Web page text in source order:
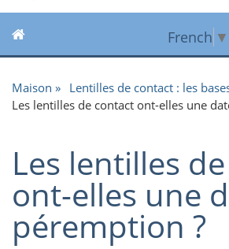
French ▼
Maison
Lentilles de contact : les
Les lentilles de contact ont-elles une
Les lentilles
ont-elles une
péremption ?